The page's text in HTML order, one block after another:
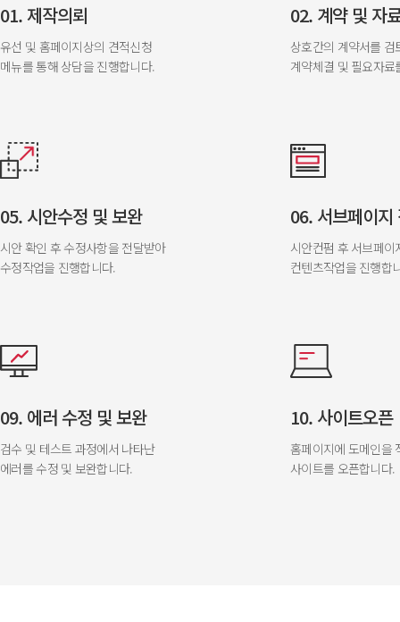
01. 제작의뢰
유선 및 홈페이지상의 견적신청
메뉴를 통해 상담을 진행합니다.
02. 계약 및 자
상호간의 계약서를 검
계약체결 및 필요자료
05. 시안수정 및 보완
시안 확인 후 수정사항을 전달받아
수정작업을 진행합니다.
06. 서브페이지
시안컨펌 후 서브페이
컨텐츠작업을 진행합
09. 에러 수정 및 보완
검수 및 테스트 과정에서 나타난
에러를 수정 및 보완합니다.
10. 사이트오픈
홈페이지에 도메인을
사이트를 오픈합니다.